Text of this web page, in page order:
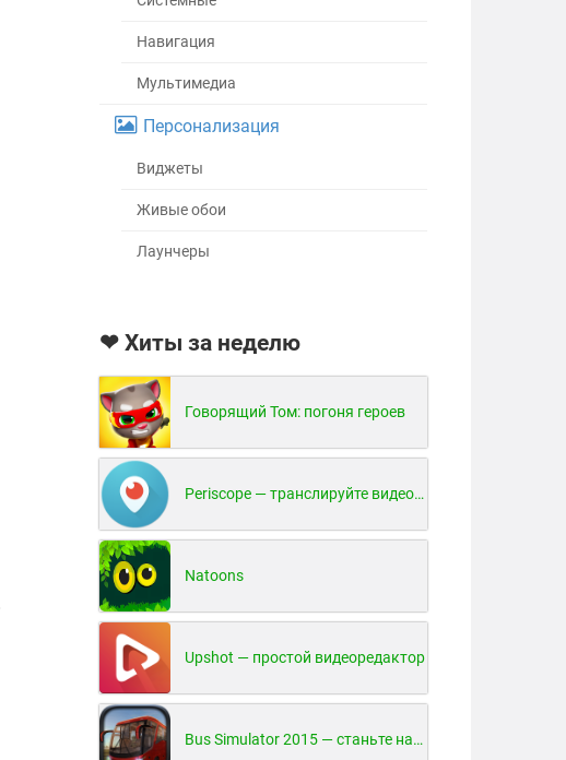
Навигация
Мультимедиа
Персонализация
Виджеты
Живые обои
Лаунчеры
❤ Хиты за неделю
Говорящий Том: погоня героев
Periscope — транслируйте видео в реальном времени!
Natoons
Upshot — простой видеоредактор
Bus Simulator 2015 — станьте настоящим водителем автобуса!